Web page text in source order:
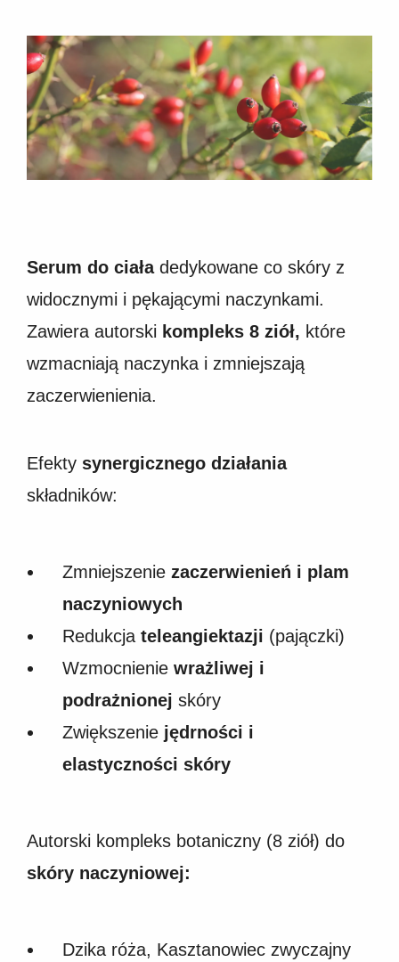
Serum do ciała dedykowane co skóry z
widocznymi i pękającymi naczynkami.
Zawiera autorski kompleks 8 ziół, które
wzmacniają naczynka i zmniejszają
zaczerwienienia.
Efekty synergicznego działania
składników:
Zmniejszenie zaczerwienień i plam
naczyniowych
Redukcja teleangiektazji (pajączki)
Wzmocnienie wrażliwej i
podrażnionej skóry
Zwiększenie jędrności i
elastyczności skóry
Autorski kompleks botaniczny (8 ziół) do
skóry naczyniowej:
Dzika róża, Kasztanowiec zwyczajny